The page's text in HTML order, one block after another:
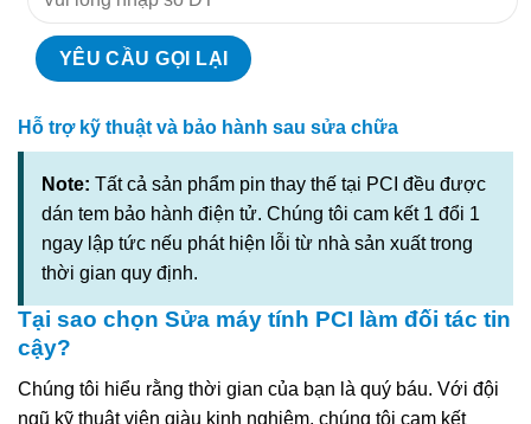
Hỗ trợ kỹ thuật và bảo hành sau sửa chữa
Note: Tất cả sản phẩm pin thay thế tại PCI đều được
dán tem bảo hành điện tử. Chúng tôi cam kết 1 đổi 1
ngay lập tức nếu phát hiện lỗi từ nhà sản xuất trong
thời gian quy định.
Tại sao chọn Sửa máy tính PCI làm đối tác tin
cậy?
Chúng tôi hiểu rằng thời gian của bạn là quý báu. Với đội
ngũ kỹ thuật viên giàu kinh nghiệm, chúng tôi cam kết